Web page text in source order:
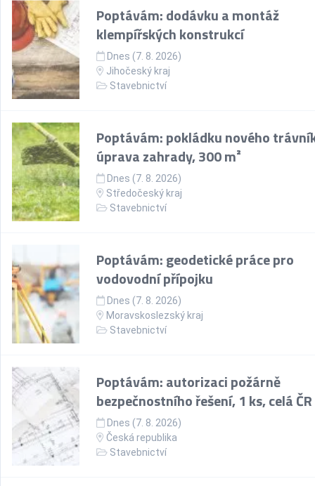
Poptávám: dodávku a montáž
klempířských konstrukcí
Dnes (7. 8. 2026)
Jihočeský kraj
Stavebnictví
Poptávám: pokládku nového
úprava zahrady, 300 m²
Dnes (7. 8. 2026)
Středočeský kraj
Stavebnictví
Poptávám: geodetické práce pro
vodovodní přípojku
Dnes (7. 8. 2026)
Moravskoslezský kraj
Stavebnictví
Poptávám: autorizaci požárně
bezpečnostního řešení, 1 ks, celá ČR
Dnes (7. 8. 2026)
Česká republika
Stavebnictví